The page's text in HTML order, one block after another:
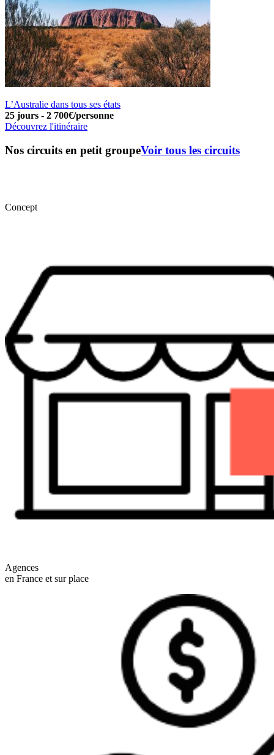
L’Australie dans tous ses états
25 jours - 2 700€/personne
Découvrez l'itinéraire
Nos circuits en petit groupeVoir tous les circuits
Concept
Agences
en France et sur place